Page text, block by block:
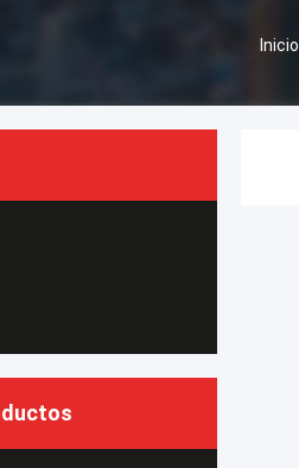
Inicio